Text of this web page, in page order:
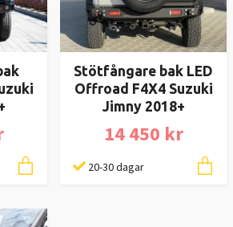
Stötfångare bak LED
Offroad F4X4 Suzuki
Jimny 2018+
14 450 kr
20-30 dagar